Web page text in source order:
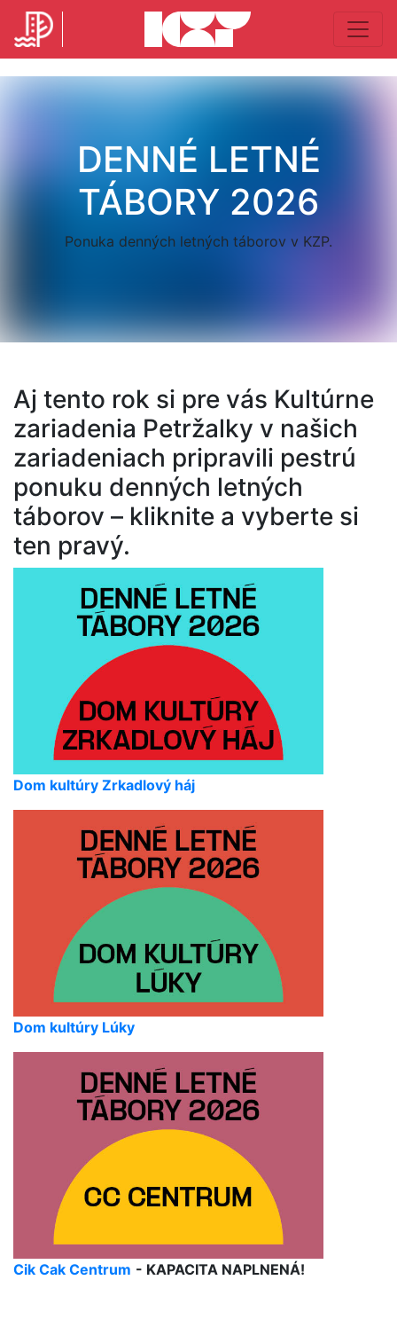
DENNÉ LETNÉ
TÁBORY 2026
Ponuka denných letných táborov v KZP.
Aj tento rok si pre vás Kultúrne
zariadenia Petržalky v našich
zariadeniach pripravili pestrú
ponuku denných letných
táborov – kliknite a vyberte si
ten pravý.
Dom kultúry Zrkadlový háj
Dom kultúry Lúky
Cik Cak Centrum - KAPACITA NAPLNENÁ!